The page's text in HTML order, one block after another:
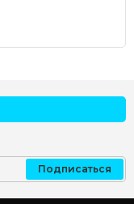
Подписаться